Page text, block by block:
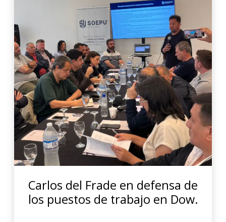
Carlos del Frade en defensa de
los puestos de trabajo en Dow.